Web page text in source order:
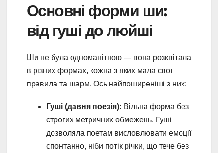
Основні форми ши:
від гуші до люйші
Ши не була одноманітною — вона розквітала
в різних формах, кожна з яких мала свої
правила та шарм. Ось найпоширеніші з них:
Гуші (давня поезія): Вільна форма без
строгих метричних обмежень. Гуші
дозволяла поетам висловлювати емоції
спонтанно, ніби потік річки, що тече без